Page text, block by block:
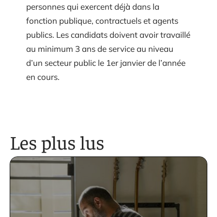
personnes qui exercent déjà dans la
fonction publique, contractuels et agents
publics. Les candidats doivent avoir travaillé
au minimum 3 ans de service au niveau
d’un secteur public le 1er janvier de l’année
en cours.
Les plus lus